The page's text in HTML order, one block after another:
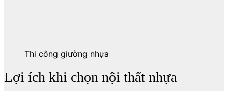
Thi công giường nhựa
Lợi ích khi chọn nội thất nhựa